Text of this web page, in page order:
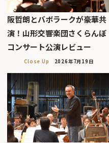
阪哲朗とバボラークが豪華共
演！山形交響楽団さくらんぼ
コンサート公演レビュー
Close Up 2026年7月19日